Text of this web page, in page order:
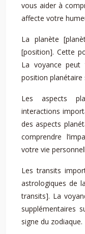
vous aider à
affecte votre
La planète
[position]. Cette
La voyance peut
position planétaire
Les aspects
interactions
des aspects
comprendre
votre vie
Les transits
astrologiques de
transits]. La
supplémentaires
signe du zodiaque.